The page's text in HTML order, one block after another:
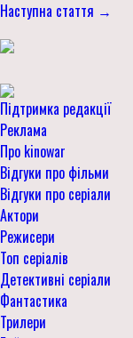
Наступна стаття →
Підтримка редакції
Реклама
Про kinowar
Відгуки про фільми
Відгуки про серіали
Актори
Режисери
Топ серіалів
Детективні серіали
Фантастика
Трилери